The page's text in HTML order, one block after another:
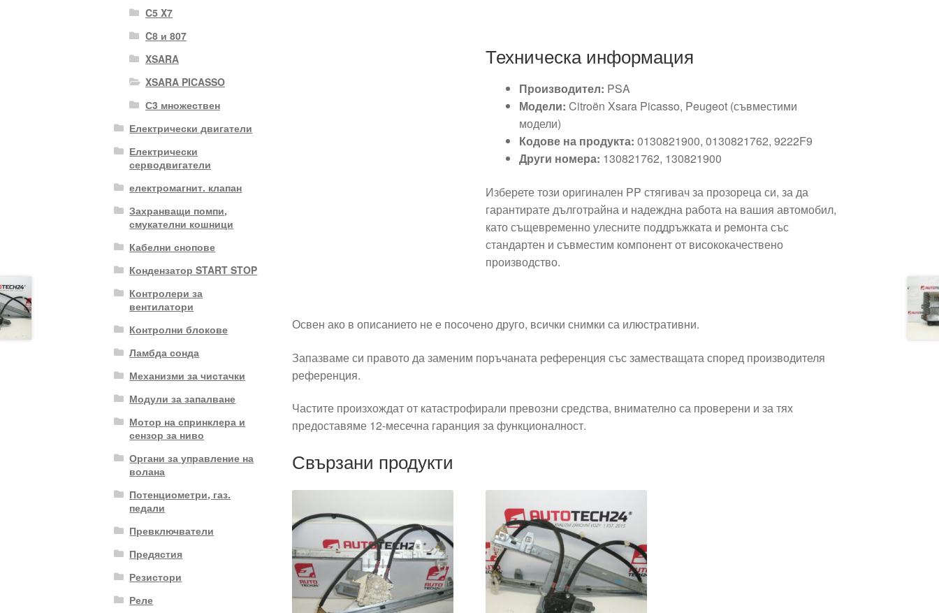
Техническа информация
Производител: PSA
Модели: Citroën Xsara Picasso, Peugeot (съвместими
модели)
Кодове на продукта: 0130821900, 0130821762, 9222F9
Други номера: 130821762, 130821900
Изберете този оригинален PP стягивач за прозореца си, за да
гарантирате дълготрайна и надеждна работа на вашия автомобил,
като същевременно улесните поддръжката и ремонта със
стандартен и съвместим компонент от висококачествено
производство.
Освен ако в описанието не е посочено друго, всички снимки са илюстративни.
Запазваме си правото да заменим поръчаната референция със заместващата според производителя
референция.
Частите произхождат от катастрофирали превозни средства, внимателно са проверени и за тях
предоставяме 12-месечна гаранция за функционалност.
Свързани продукти
C5 X7
C8 и 807
XSARA
XSARA PICASSO
С3 множествен
Електрически двигатели
Електрически
серводвигатели
електромагнит. клапан
Захранващи помпи,
смукателни кошници
Кабелни снопове
Кондензатор START STOP
Контролери за
вентилатори
Контролни блокове
Ламбда сонда
Механизми за чистачки
Модули за запалване
Мотор на спринклера и
сензор за ниво
Органи за управление на
волана
Потенциометри, газ.
педали
Превключватели
Предястия
Резистори
Реле